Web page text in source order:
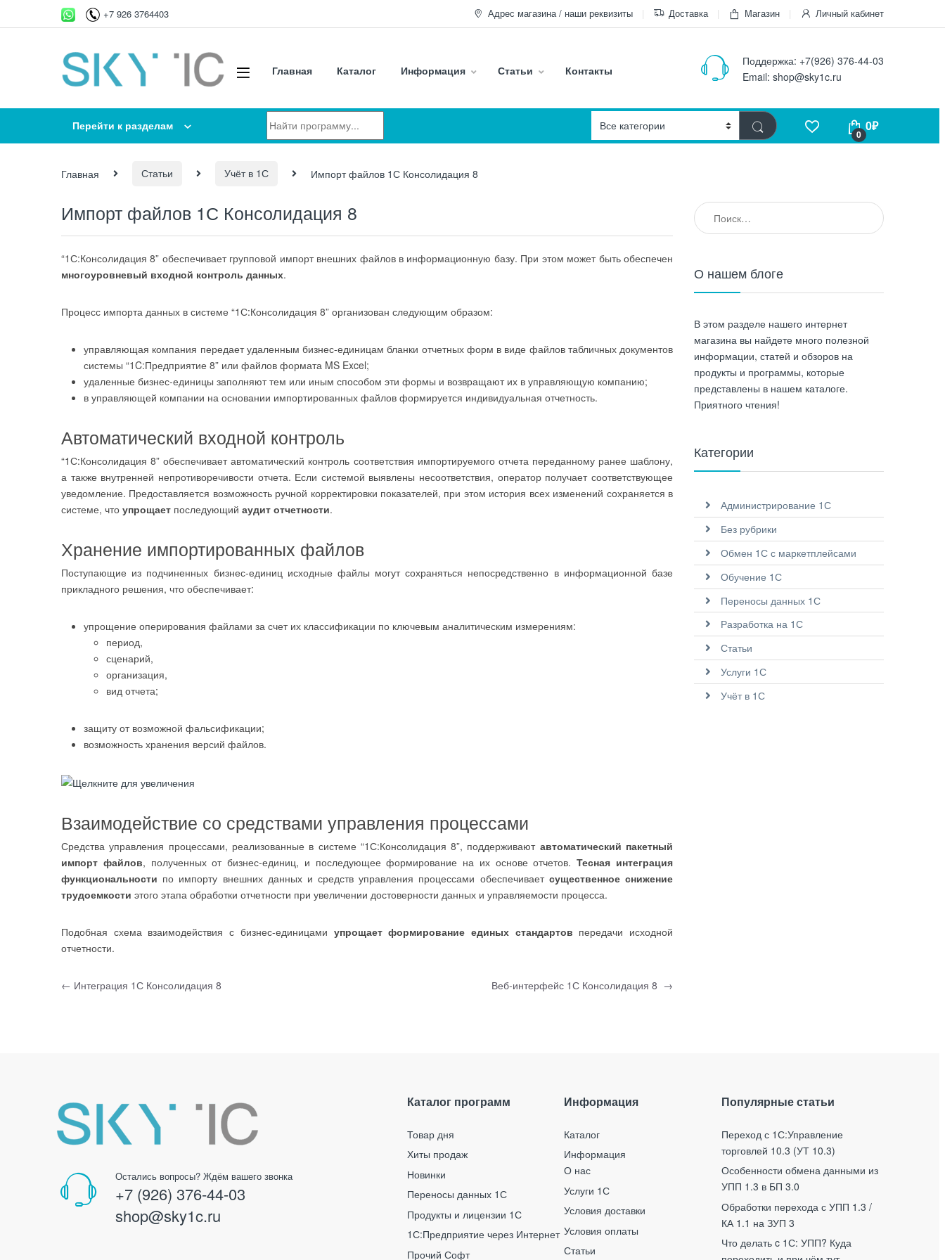
Перейти к навигации
перейти к содержанию +7 926 3764403 Адрес магазина / наши реквизиты Доставка Магазин Личный кабинет
Главная Каталог Информация Статьи Контакты
Поддержка: +7(926) 376-44-03
Email: shop@sky1c.ru
Перейти к разделам
0
0₽
Главная Статьи Учёт в 1С Импорт файлов 1С Консолидация 8
Импорт файлов 1С Консолидация 8
“1С:Консолидация 8” обеспечивает групповой импорт внешних файлов в информационную базу. При этом может быть обеспечен
многоуровневый входной контроль данных.
Процесс импорта данных в системе “1С:Консолидация 8” организован следующим образом:
управляющая компания передает удаленным бизнес-единицам бланки отчетных форм в виде файлов табличных документов
системы “1C:Предприятие 8” или файлов формата MS Excel;
удаленные бизнес-единицы заполняют тем или иным способом эти формы и возвращают их в управляющую компанию;
в управляющей компании на основании импортированных файлов формируется индивидуальная отчетность.
Автоматический входной контроль
“1С:Консолидация 8” обеспечивает автоматический контроль соответствия импортируемого отчета переданному ранее шаблону,
а также внутренней непротиворечивости отчета. Если системой выявлены несоответствия, оператор получает соответствующее
уведомление. Предоставляется возможность ручной корректировки показателей, при этом история всех изменений сохраняется в
системе, что упрощает последующий аудит отчетности.
Хранение импортированных файлов
Поступающие из подчиненных бизнес-единиц исходные файлы могут сохраняться непосредственно в информационной базе
прикладного решения, что обеспечивает:
упрощение оперирования файлами за счет их классификации по ключевым аналитическим измерениям:
период,
сценарий,
организация,
вид отчета;
защиту от возможной фальсификации;
возможность хранения версий файлов.
Взаимодействие со средствами управления процессами
Средства управления процессами, реализованные в системе “1С:Консолидация 8”, поддерживают автоматический пакетный
импорт файлов, полученных от бизнес-единиц, и последующее формирование на их основе отчетов.Тесная интеграция
функциональности по импорту внешних данных и средств управления процессами обеспечивает существенное снижение
трудоемкости этого этапа обработки отчетности при увеличении достоверности данных и управляемости процесса.
Подобная схема взаимодействия с бизнес-единицами упрощает формирование единых стандартов передачи исходной
отчетности.
Навигация по записям
← Интеграция 1С Консолидация 8 Веб-интерфейс 1С Консолидация 8 →
Найти:
О нашем блоге
В этом разделе нашего интернет
магазина вы найдете много полезной
информации, статей и обзоров на
продукты и программы, которые
представлены в нашем каталоге.
Приятного чтения!
Категории
Администрирование 1С
Без рубрики
Обмен 1С с маркетплейсами
Обучение 1С
Переносы данных 1С
Разработка на 1С
Статьи
Услуги 1С
Учёт в 1С
Остались вопросы? Ждём вашего звонка
+7 (926) 376-44-03
shop@sky1c.ru
Каталог программ
Товар дня
Хиты продаж
Новинки
Переносы данных 1С
Продукты и лицензии 1С
1С:Предприятие через Интернет
Прочий Софт
Информация
Каталог
Информация
О нас
Услуги 1С
Условия доставки
Условия оплаты
Статьи
Популярные статьи
Переход с 1С:Управление
торговлей 10.3 (УТ 10.3)
Особенности обмена данными из
УПП 1.3 в БП 3.0
Обработки перехода с УПП 1.3 /
КА 1.1 на ЗУП 3
Что делать c 1С: УПП? Куда